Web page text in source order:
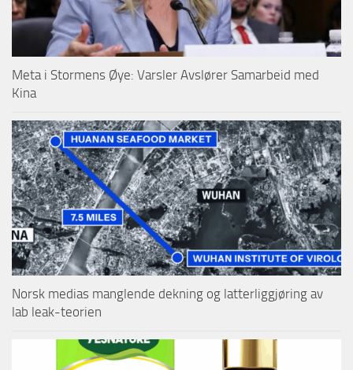
Meta i Stormens Øye: Varsler Avslører Samarbeid med
Kina
Norsk medias manglende dekning og latterliggjøring av
lab leak-teorien